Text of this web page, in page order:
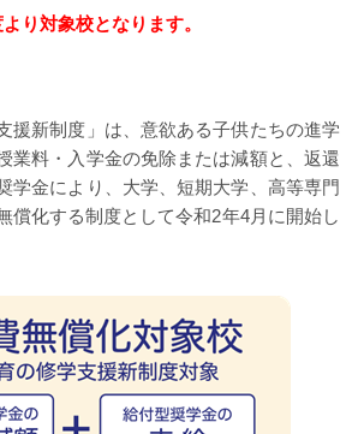
り対象校となります。
援新制度」は、意欲ある子供たちの進学
業料・入学金の免除または減額と、返還
学金により、大学、短期大学、高等専門
償化する制度として令和2年4月に開始し